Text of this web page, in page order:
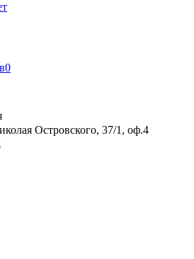
0
Островского, 37/1, оф.4